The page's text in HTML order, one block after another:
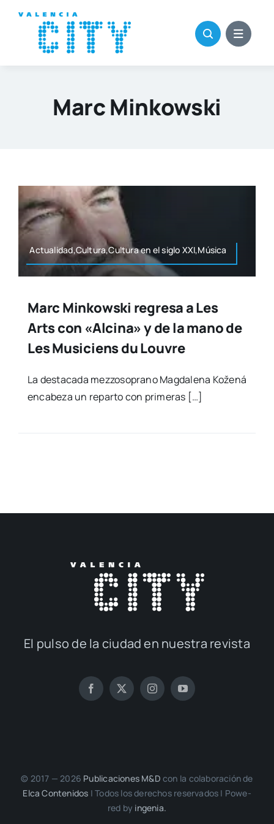
contenido
Marc Minkowski
Actualidad,Cultura,Cultura en el siglo XXI,Música
Marc Minkowski regresa a Les
Arts con «Alcina» y de la mano de
Les Musiciens du Louvre
La des­ta­ca­da mez­zo­so­prano Mag­da­le­na Kože­ná
enca­be­za un repar­to con pri­me­ras […]
El pul­so de la ciu­dad en nues­tra revis­ta
© 2017 — 2026 Publi­ca­cio­nes M&D con la cola­bo­ra­ción de
Elca Con­te­ni­dos | Todos los dere­chos reser­va­dos | Powe­
red by inge­nia.